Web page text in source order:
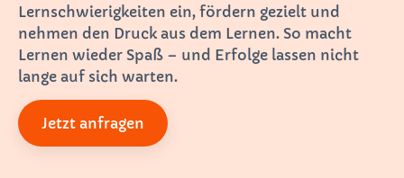
Lernschwierigkeiten ein, fördern gezielt und
nehmen den Druck aus dem Lernen. So macht
Lernen wieder Spaß – und Erfolge lassen nicht
lange auf sich warten.
Jetzt anfragen